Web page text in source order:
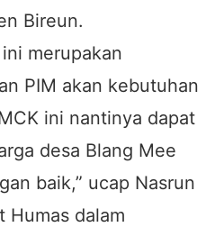
Bireun.
merupakan
PIM akan kebutuhan
ini nantinya dapat
desa Blang Mee
baik,” ucap Nasrun
Humas dalam